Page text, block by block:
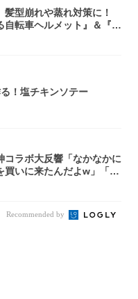
髪型崩れや蒸れ対策に！
自転車ヘルメット』＆『2
！塩チキンソテー
コラボ大反響「なかなかに
買いに来たんだよw」「３
Recommended by